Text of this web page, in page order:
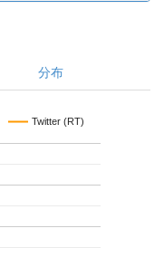
分布
Twitter (RT)